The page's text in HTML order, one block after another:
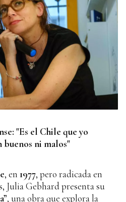
"Es el Chile que yo
buenos ni malos"
, en 1977, pero radicada en
Julia Gebhard presenta su
, una obra que explora la